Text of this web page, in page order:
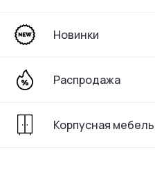
Новинки
Распродажа
Корпусная мебель